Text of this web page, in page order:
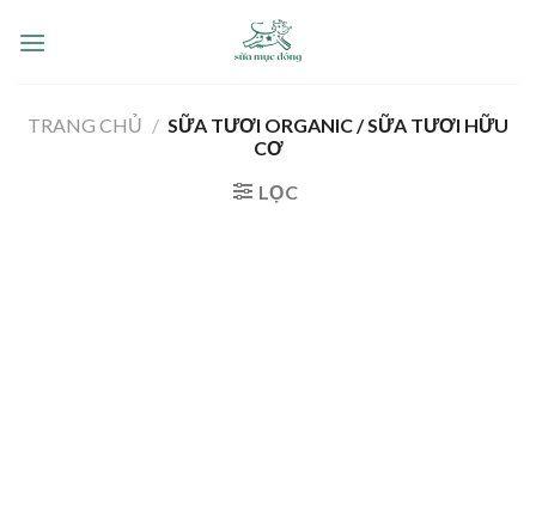
TRANG CHỦ / SỮA TƯƠI ORGANIC / SỮA TƯƠI HỮU
CƠ
LỌC